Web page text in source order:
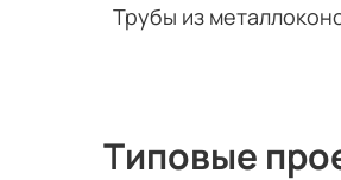
Трубы из
Типовые